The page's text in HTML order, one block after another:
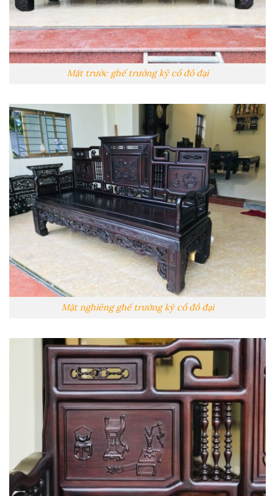
Mặt trước ghế trường kỷ cổ đồ đại
Mặt nghiêng ghế trường kỷ cổ đồ đại